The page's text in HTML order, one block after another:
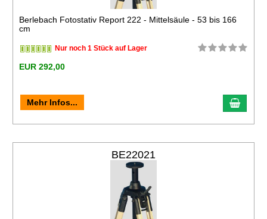
Berlebach Fotostativ Report 222 - Mittelsäule - 53 bis 166
cm
Nur noch 1 Stück auf Lager
EUR 292,00
Mehr Infos...
BE22021